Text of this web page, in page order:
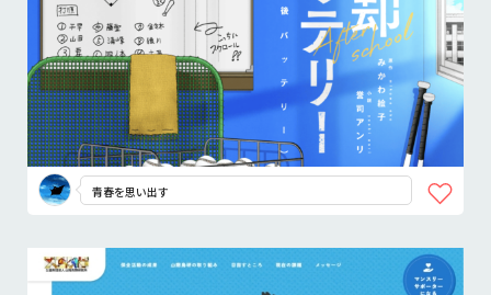
青春を思い出す